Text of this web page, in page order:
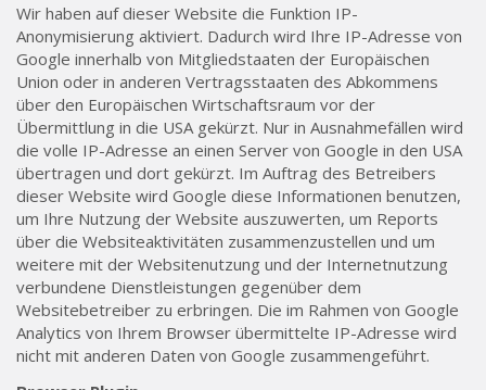
Wir haben auf dieser Website die Funktion IP-
Anonymisierung aktiviert. Dadurch wird Ihre IP-Adresse von
Google innerhalb von Mitgliedstaaten der Europäischen
Union oder in anderen Vertragsstaaten des Abkommens
über den Europäischen Wirtschaftsraum vor der
Übermittlung in die USA gekürzt. Nur in Ausnahmefällen wird
die volle IP-Adresse an einen Server von Google in den USA
übertragen und dort gekürzt. Im Auftrag des Betreibers
dieser Website wird Google diese Informationen benutzen,
um Ihre Nutzung der Website auszuwerten, um Reports
über die Websiteaktivitäten zusammenzustellen und um
weitere mit der Websitenutzung und der Internetnutzung
verbundene Dienstleistungen gegenüber dem
Websitebetreiber zu erbringen. Die im Rahmen von Google
Analytics von Ihrem Browser übermittelte IP-Adresse wird
nicht mit anderen Daten von Google zusammengeführt.